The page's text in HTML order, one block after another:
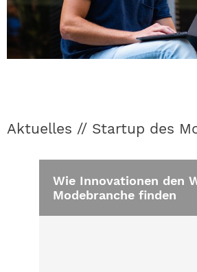
Aktuelles // Startup des
Wie Innovationen den
Modebranche finden